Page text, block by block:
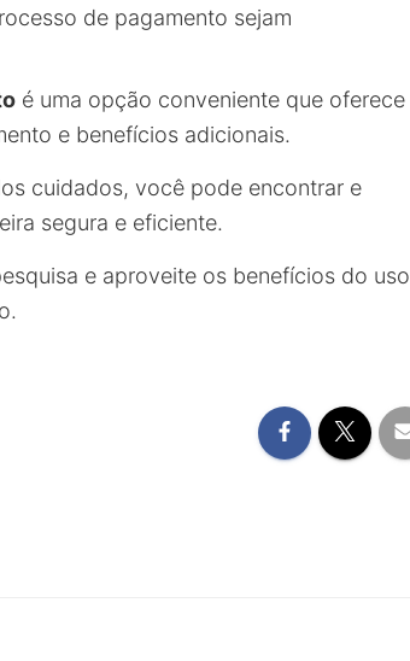
de pagamento sejam
é uma opção conveniente que oferece
e benefícios adicionais.
cuidados, você pode encontrar e
segura e eficiente.
e aproveite os benefícios do uso